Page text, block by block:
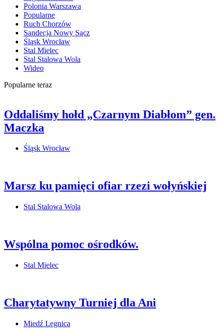
Polonia Warszawa
Popularne
Ruch Chorzów
Sandecja Nowy Sącz
Śląsk Wrocław
Stal Mielec
Stal Stalowa Wola
Wideo
Popularne teraz
Oddaliśmy hołd „Czarnym Diabłom” gen.
Maczka
Śląsk Wrocław
Marsz ku pamięci ofiar rzezi wołyńskiej
Stal Stalowa Wola
Wspólna pomoc ośrodków.
Stal Mielec
Charytatywny Turniej dla Ani
Miedź Legnica